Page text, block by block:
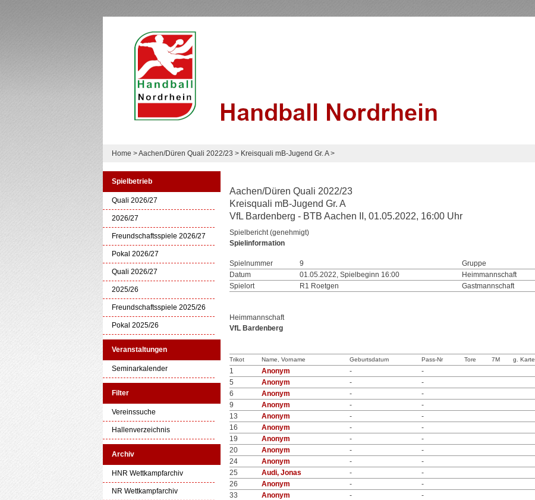
Home >Aachen/Düren Quali 2022/23 > Kreisquali mB-Jugend Gr. A>
Spielbetrieb
Quali 2026/27
2026/27
Freundschaftsspiele 2026/27
Pokal 2026/27
Quali 2026/27
2025/26
Freundschaftsspiele 2025/26
Pokal 2025/26
Veranstaltungen
Seminarkalender
Filter
Vereinssuche
Hallenverzeichnis
Archiv
HNR Wettkampfarchiv
NR Wettkampfarchiv
Aachen/Düren Quali 2022/23
Kreisquali mB-Jugend Gr. A
VfL Bardenberg - BTB Aachen II, 01.05.2022, 16:00 Uhr
Spielbericht (genehmigt)
Spielinformation
Spielnummer 9 Gruppe
Datum
01.05.2022, Spielbeginn 16:00 Heimmannschaft
Spielort
R1 Roetgen Gastmannschaft
Heimmannschaft
VfL Bardenberg
Trikot
Name, Vorname Geburtsdatum Pass-Nr Tore 7M g. Karte
1 Anonym -
-
5
Anonym -
-
6
Anonym -
-
9
Anonym -
-
13
Anonym -
-
16
Anonym -
-
19
Anonym -
-
20
Anonym -
-
24
Anonym -
-
25
Audi, Jonas -
-
26
Anonym -
-
33
Anonym -
-